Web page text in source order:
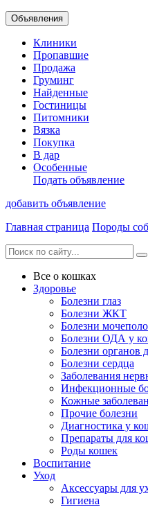
Объявления
Клиники
Пропавшие
Продажа
Груминг
Найденные
Гостиницы
Питомники
Вязка
Покупка
В дар
Особенные
Подать объявление
добавить объявление
Главная страница Породы
Все о кошках
Здоровье
Болезни глаз
Болезни ЖКТ
Болезни
Болезни ОДА у
Болезни органов
Болезни сердца
Заболевания
Инфекционные
Кожные
Прочие болезни
Диагностика у
Препараты для
Роды кошек
Воспитание
Уход
Аксессуары для
Гигиена